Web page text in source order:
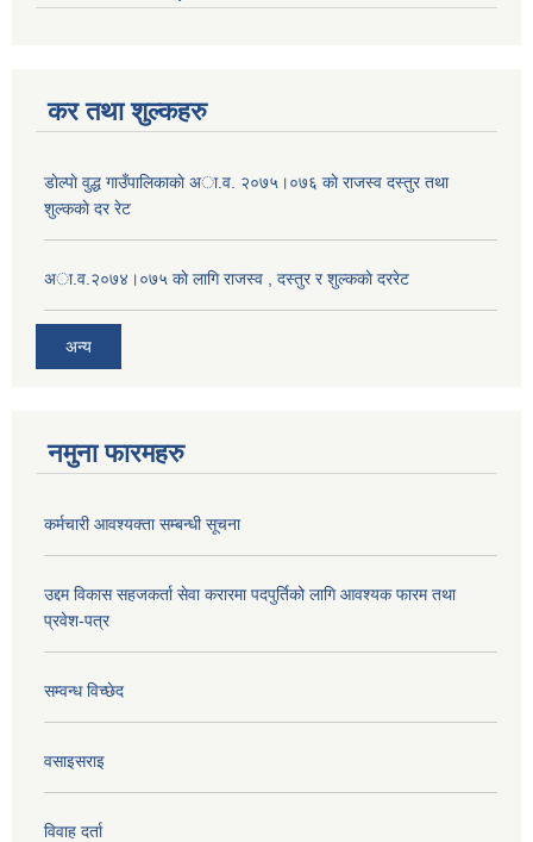
कर तथा शुल्कहरु
डाेल्पाे वुद्ध गाउँपालिकाकाे अा.व. २०७५।०७६ काे राजस्व दस्तुर तथा
शुल्ककाे दर रेट
अा.व.२०७४।०७५ काे लागि राजस्व , दस्तुर र शुल्ककाे दररेट
अन्य
नमुना फारमहरु
कर्मचारी आवश्यक्ता सम्बन्धी सूचना
उद्दम विकास सहजकर्ता सेवा करारमा पदपुर्तिको लागि आवश्यक फारम तथा
प्रवेश-पत्र
सम्वन्ध विच्छेद
वसाइसराइ
विवाह दर्ता